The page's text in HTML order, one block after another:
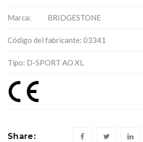
Marca: BRIDGESTONE
Código del fabricante: 03341
Tipo: D-SPORT AO XL
Share: